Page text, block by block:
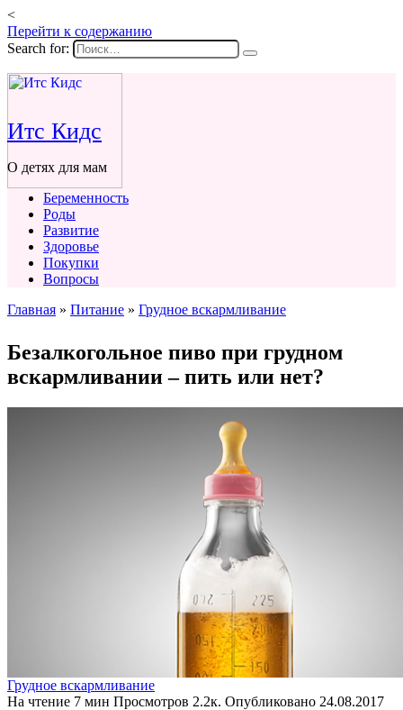
<
Перейти к содержанию
Search for:
Итс Кидс
О детях для мам
Беременность
Роды
Развитие
Здоровье
Покупки
Вопросы
Главная » Питание » Грудное вскармливание
Безалкогольное пиво при грудном
вскармливании – пить или нет?
Грудное вскармливание
На чтение 7 мин Просмотров 2.2к. Опубликовано 24.08.2017